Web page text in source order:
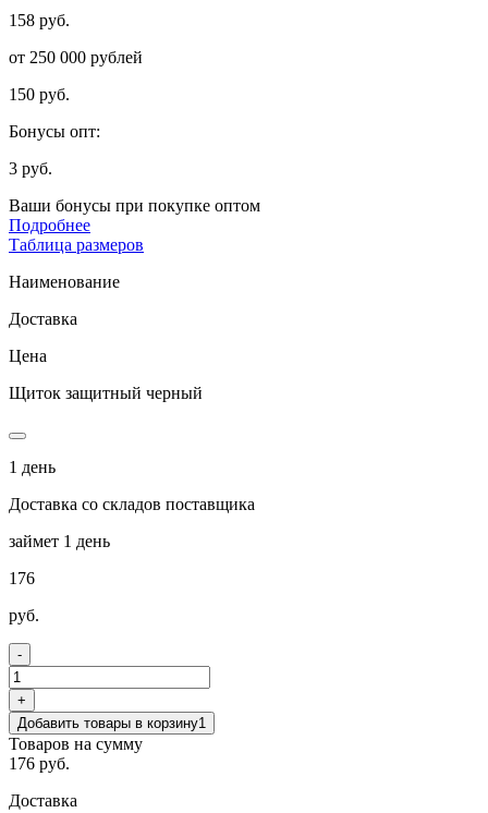
158 руб.
от 250 000 рублей
150 руб.
Бонусы опт:
3 руб.
Ваши бонусы при покупке оптом
Подробнее
Таблица размеров
Наименование
Доставка
Цена
Щиток защитный черный
1 день
Доставка со складов поставщика
займет 1 день
176
руб.
-
+
Добавить товары в корзину1
Товаров на сумму
176 руб.
Доставка